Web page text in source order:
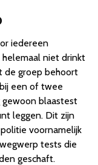
iedereen
niet drinkt
de groep behoort
een of twee
gewoon blaastest
leggen. Dit zijn
voornamelijk
tests die
geschaft.